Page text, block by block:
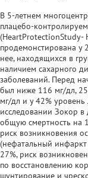
В 5-летнем
плацебо-
(HeartProtectionStudy-
продемонстирована у
нее, находящихся в
наличием сахарного
заболеваний. Перед
был ниже 116 мг/дл,
мг/дл и у 42%
исследовании Зокор в
общую смертность на
риск возникновения
(нефатальный
27%, риск
по восстановлению
шунтирование и